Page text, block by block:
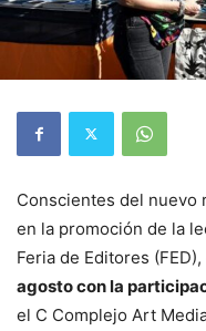
Conscientes del nuevo
en la promoción de la
Feria de Editores (FED),
agosto con la
el C Complejo Art